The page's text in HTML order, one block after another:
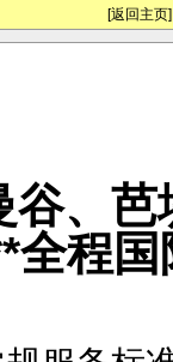
[返回主页]
谷、芭
全程